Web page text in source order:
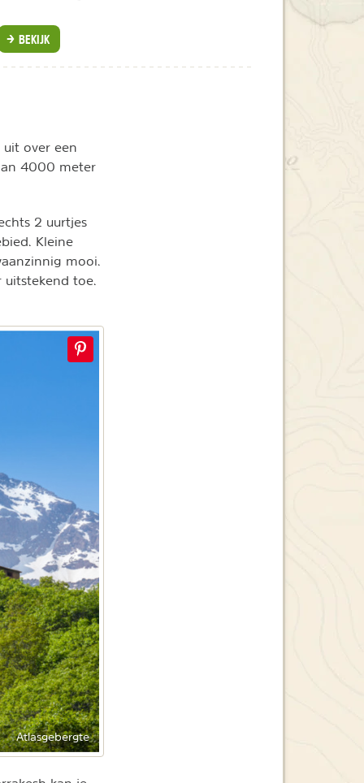
BEKIJK
uit over een
4000 meter
2 uurtjes
Kleine
mooi.
toe.
Atlasgebergte